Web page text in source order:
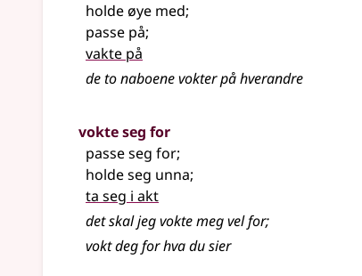
holde øye med;
passe på;
vakte på
de to naboene vokter på hverandre
vokte seg for
passe seg for;
holde seg unna;
ta seg i akt
det skal jeg vokte meg vel for;
vokt deg for hva du sier